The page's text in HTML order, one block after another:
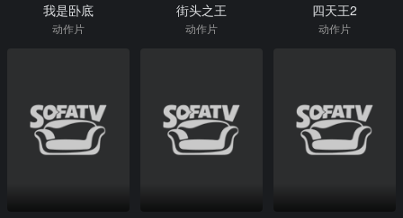
我是卧底
动作片
街头之王
动作片
四天王2
动作片